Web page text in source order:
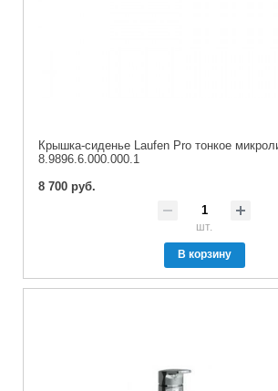
Крышка-сиденье Laufen Pro тонкое
8.9896.6.000.000.1
8 700 руб.
шт.
В корзину